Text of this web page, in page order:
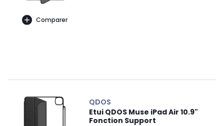
Comparer
QDOS
Etui QDOS Muse iPad Air 10.9"
Fonction Support